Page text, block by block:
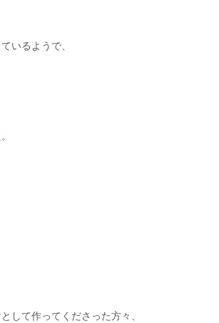
いるようで、
して作ってくださった方々、